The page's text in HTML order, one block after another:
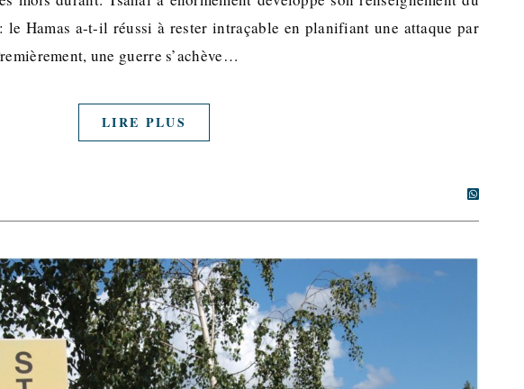
Hamas a-t-il réussi à rester intraçable en planifiant une attaque par
une guerre s’achève…
LIRE PLUS